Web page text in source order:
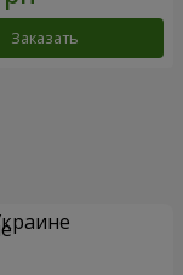
Заказать